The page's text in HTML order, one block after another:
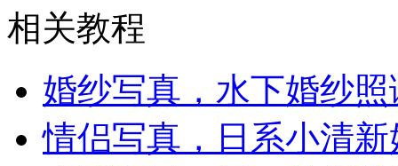
相关教程
婚纱写真，水下婚纱
情侣写真，日系小清